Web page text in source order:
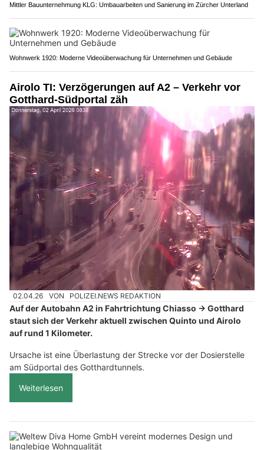
Mittler Bauunternehmung KLG: Umbauarbeiten und Sanierung im Zürcher Unterland
Wohnwerk 1920: Moderne Videoüberwachung für Unternehmen und Gebäude
Airolo TI: Verzögerungen auf A2 – Verkehr vor
Gotthard-Südportal zäh
02.04.26 VON POLIZEI.NEWS REDAKTION
Auf der Autobahn A2 in Fahrtrichtung Chiasso → Gotthard
staut sich der Verkehr aktuell zwischen Quinto und Airolo
auf rund 1 Kilometer.
Ursache ist eine Überlastung der Strecke vor der Dosierstelle
am Südportal des Gotthardtunnels.
Weiterlesen